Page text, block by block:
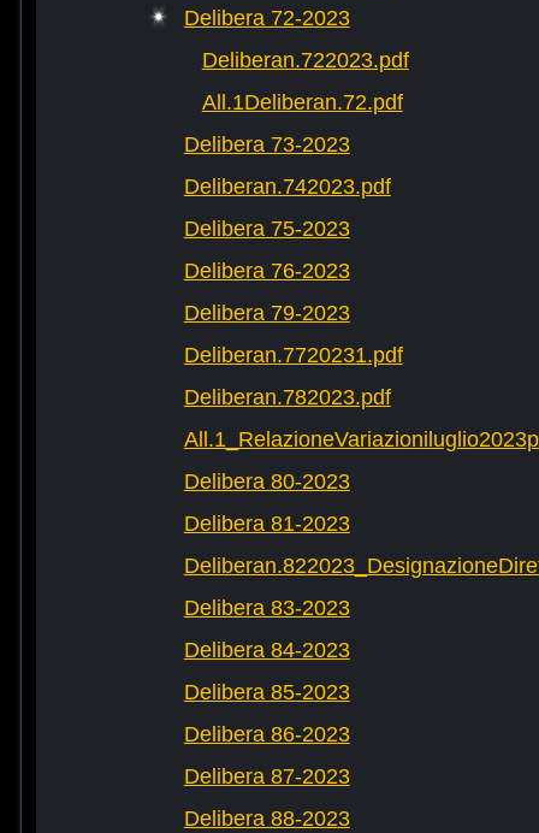
Delibera 72-2023
Deliberan.722023.pdf
All.1Deliberan.72.pdf
Delibera 73-2023
Deliberan.742023.pdf
Delibera 75-2023
Delibera 76-2023
Delibera 79-2023
Deliberan.7720231.pdf
Deliberan.782023.pdf
Delibera 80-2023
Delibera 81-2023
Delibera 83-2023
Delibera 84-2023
Delibera 85-2023
Delibera 86-2023
Delibera 87-2023
Delibera 88-2023